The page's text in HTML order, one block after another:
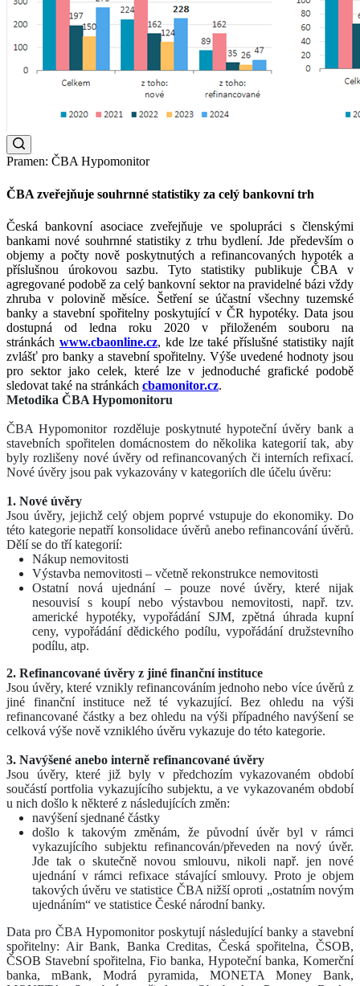
Pramen: ČBA Hypomonitor
ČBA zveřejňuje souhrnné statistiky za celý bankovní trh
Česká bankovní asociace zveřejňuje ve spolupráci s členskými
bankami nové souhrnné statistiky z trhu bydlení. Jde především o
objemy a počty nově poskytnutých a refinancovaných hypoték a
příslušnou úrokovou sazbu. Tyto statistiky publikuje ČBA v
agregované podobě za celý bankovní sektor na pravidelné bázi vždy
zhruba v polovině měsíce. Šetření se účastní všechny tuzemské
banky a stavební spořitelny poskytující v ČR hypotéky. Data jsou
dostupná od ledna roku 2020 v přiloženém souboru na
stránkách www.cbaonline.cz, kde lze také příslušné statistiky najít
zvlášť pro banky a stavební spořitelny. Výše uvedené hodnoty jsou
pro sektor jako celek, které lze v jednoduché grafické podobě
sledovat také na stránkách cbamonitor.cz.
Metodika ČBA Hypomonitoru
ČBA Hypomonitor rozděluje poskytnuté hypoteční úvěry bank a
stavebních spořitelen domácnostem do několika kategorií tak, aby
byly rozlišeny nové úvěry od refinancovaných či interních refixací.
Nové úvěry jsou pak vykazovány v kategoriích dle účelu úvěru:
1. Nové úvěry
Jsou úvěry, jejichž celý objem poprvé vstupuje do ekonomiky. Do
této kategorie nepatří konsolidace úvěrů anebo refinancování úvěrů.
Dělí se do tří kategorií:
Nákup nemovitosti
Výstavba nemovitosti – včetně rekonstrukce nemovitosti
Ostatní nová ujednání – pouze nové úvěry, které nijak
nesouvisí s koupí nebo výstavbou nemovitosti, např. tzv.
americké hypotéky, vypořádání SJM, zpětná úhrada kupní
ceny, vypořádání dědického podílu, vypořádání družstevního
podílu, atp.
2. Refinancované úvěry z jiné finanční instituce
Jsou úvěry, které vznikly refinancováním jednoho nebo více úvěrů z
jiné finanční instituce než té vykazující. Bez ohledu na výši
refinancované částky a bez ohledu na výši případného navýšení se
celková výše nově vzniklého úvěru vykazuje do této kategorie.
3. Navýšené anebo interně refinancované úvěry
Jsou úvěry, které již byly v předchozím vykazovaném období
součástí portfolia vykazujícího subjektu, a ve vykazovaném období
u nich došlo k některé z následujících změn:
navýšení sjednané částky
došlo k takovým změnám, že původní úvěr byl v rámci
vykazujícího subjektu refinancován/převeden na nový úvěr.
Jde tak o skutečně novou smlouvu, nikoli např. jen nové
ujednání v rámci refixace stávající smlouvy. Proto je objem
takových úvěru ve statistice ČBA nižší oproti „ostatním novým
ujednáním“ ve statistice České národní banky.
Data pro ČBA Hypomonitor poskytují následující banky a stavební
spořitelny: Air Bank, Banka Creditas, Česká spořitelna, ČSOB,
ČSOB Stavební spořitelna, Fio banka, Hypoteční banka, Komerční
banka, mBank, Modrá pyramida, MONETA Money Bank,